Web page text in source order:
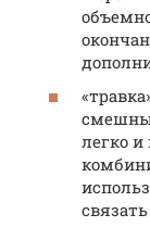
легко и